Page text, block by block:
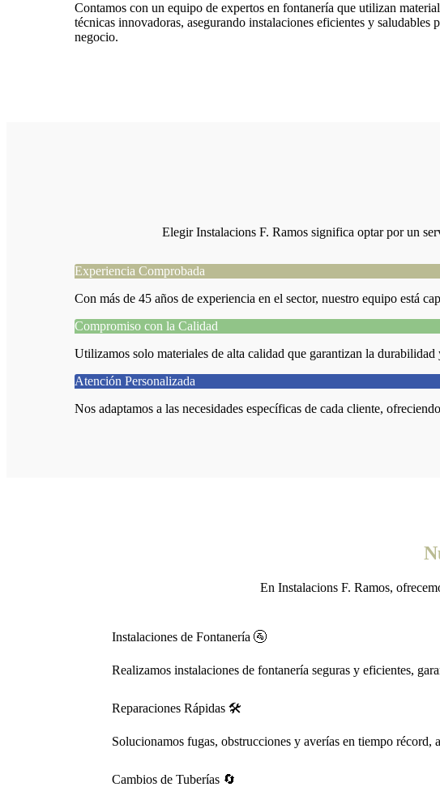
Contamos con un equipo de expertos en fontanería que utilizan
técnicas innovadoras, asegurando instalaciones eficientes y saludables
negocio.
Elegir Instalacions F. Ramos significa optar por un
Experiencia Comprobada
Con más de 45 años de experiencia en el sector, nuestro equipo está
Compromiso con la Calidad
Utilizamos solo materiales de alta calidad que garantizan la
Atención Personalizada
Nos adaptamos a las necesidades específicas de cada cliente,
En Instalacions F. Ramos,
Instalaciones de Fontanería 🚰
Realizamos instalaciones de fontanería seguras y eficientes,
Reparaciones Rápidas 🛠️
Solucionamos fugas, obstrucciones y averías en tiempo
Cambios de Tuberías 🔄